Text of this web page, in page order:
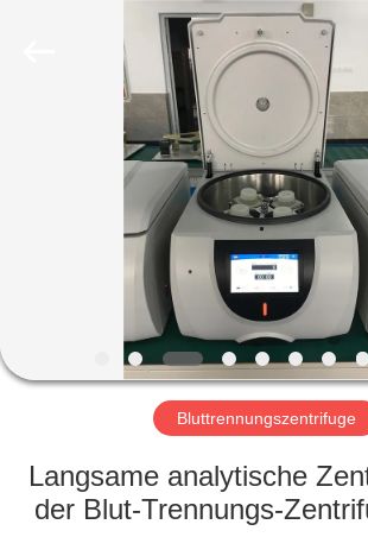
PRODUKTE
UNS
Bluttrennungszentrifuge
Langsame analytische
der Blut-Trennungs-